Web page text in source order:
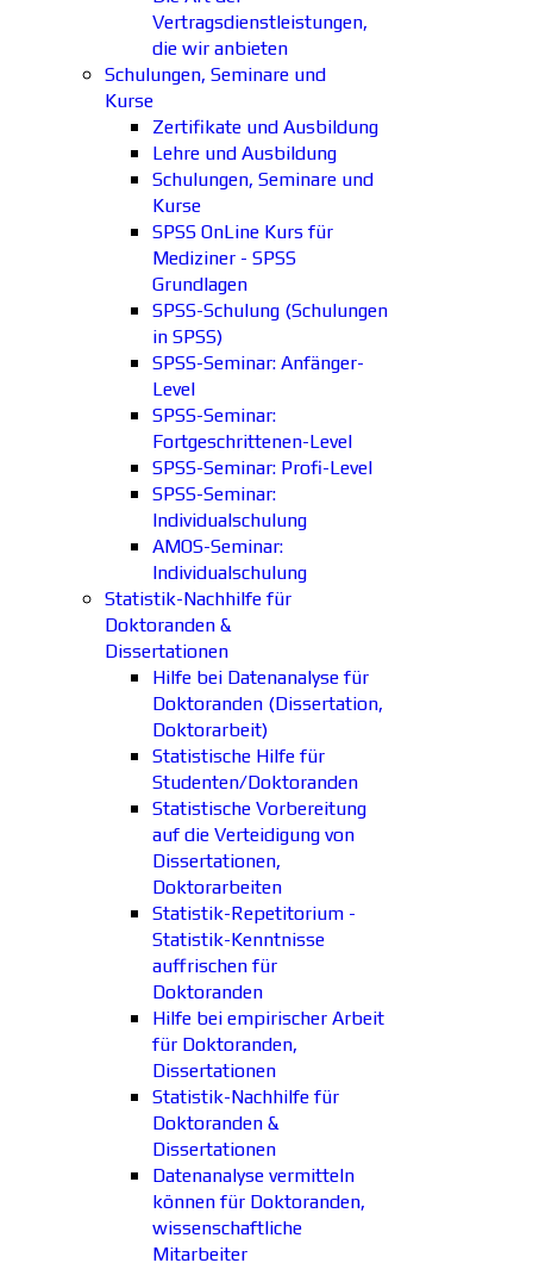
Vertragsdienstleistungen,
die wir anbieten
Schulungen, Seminare und
Kurse
Zertifikate und Ausbildung
Lehre und Ausbildung
Schulungen, Seminare und
Kurse
SPSS OnLine Kurs für
Mediziner - SPSS
Grundlagen
SPSS-Schulung (Schulungen
in SPSS)
SPSS-Seminar: Anfänger-
Level
SPSS-Seminar:
Fortgeschrittenen-Level
SPSS-Seminar: Profi-Level
SPSS-Seminar:
Individualschulung
AMOS-Seminar:
Individualschulung
Statistik-Nachhilfe für
Doktoranden &
Dissertationen
Hilfe bei Datenanalyse für
Doktoranden (Dissertation,
Doktorarbeit)
Statistische Hilfe für
Studenten/Doktoranden
Statistische Vorbereitung
auf die Verteidigung von
Dissertationen,
Doktorarbeiten
Statistik-Repetitorium -
Statistik-Kenntnisse
auffrischen für
Doktoranden
Hilfe bei empirischer Arbeit
für Doktoranden,
Dissertationen
Statistik-Nachhilfe für
Doktoranden &
Dissertationen
Datenanalyse vermitteln
können für Doktoranden,
wissenschaftliche
Mitarbeiter